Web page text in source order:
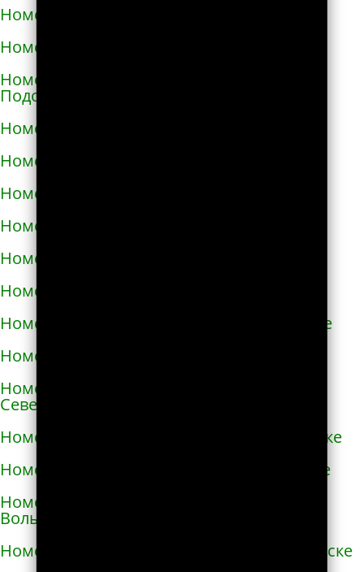
Номера телефонов такси в Миргороде
Номера телефонов такси в Мироновке
Номера телефонов такси в Могилёве-
Подольском
Номера телефонов такси в Мукачево
Номера телефонов такси в Надворной
Номера телефонов такси в Нежине
Номера телефонов такси в Немирове
Номера телефонов такси в Нетешине
Номера телефонов такси в Никополе
Номера телефонов такси в Новой Каховке
Номера телефонов такси в Новой Одессе
Номера телефонов такси в Новгороде-
Северском
Номера телефонов такси в Новоалексеевке
Номера телефонов такси в Нововолынске
Номера телефонов такси в Новограде-
Волынском
Номера телефонов такси в Новоднестровске